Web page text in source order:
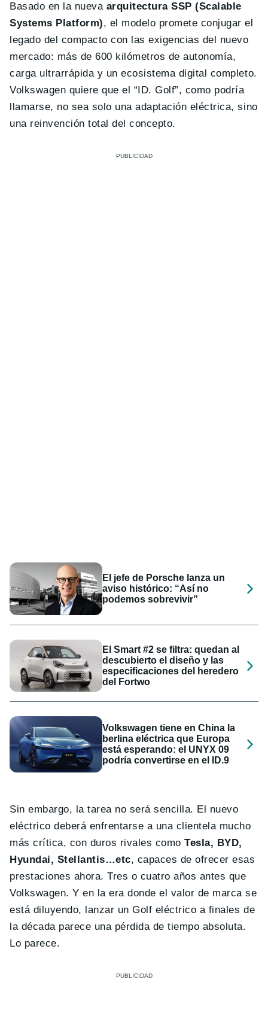
Basado en la nueva arquitectura SSP (Scalable
Systems Platform), el modelo promete conjugar el
legado del compacto con las exigencias del nuevo
mercado: más de 600 kilómetros de autonomía,
carga ultrarrápida y un ecosistema digital completo.
Volkswagen quiere que el “ID. Golf”, como podría
llamarse, no sea solo una adaptación eléctrica, sino
una reinvención total del concepto.
El jefe de Porsche lanza un
aviso histórico: “Así no
podemos sobrevivir”
El Smart #2 se filtra: quedan al
descubierto el diseño y las
especificaciones del heredero
del Fortwo
Volkswagen tiene en China la
berlina eléctrica que Europa
está esperando: el UNYX 09
podría convertirse en el ID.9
Sin embargo, la tarea no será sencilla. El nuevo
eléctrico deberá enfrentarse a una clientela mucho
más crítica, con duros rivales comoTesla, BYD,
Hyundai, Stellantis…etc, capaces de ofrecer esas
prestaciones ahora. Tres o cuatro años antes que
Volkswagen. Y en la era donde el valor de marca se
está diluyendo, lanzar un Golf eléctrico a finales de
la década parece una pérdida de tiempo absoluta.
Lo parece.